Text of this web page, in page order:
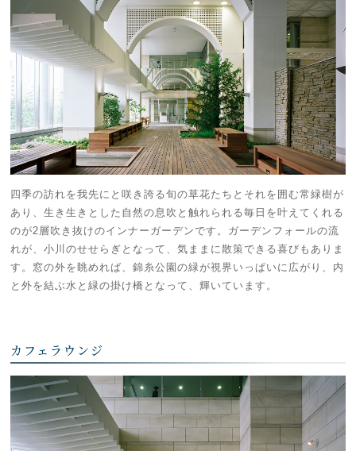
四季の訪れを我先にと咲き誇る旬の草花たちとそれを囲む常緑樹が
あり、生き生きとした自然の息吹と触れられる毎日を叶えてくれる
のが2層吹き抜けのインナーガーデンです。ガーデンフォールの流
れが、小川のせせらぎとなって、気ままに散策できる喜びもありま
す。窓の外を眺めれば、錦糸公園の緑が視界いっぱいに広がり、内
と外を結ぶ水と緑の掛け橋となって、輝いています。
カフェラウンジ